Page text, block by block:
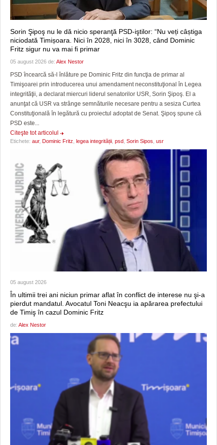
Sorin Şipoş nu le dă nicio speranţă PSD-iştilor: “Nu veți câștiga
niciodată Timișoara. Nici în 2028, nici în 3028, când Dominic
Fritz sigur nu va mai fi primar
05 august 2026 de: Alex Nestor
PSD încearcă să-l înlăture pe Dominic Fritz din funcţia de primar al
Timişoarei prin introducerea unui amendament neconstituţional în Legea
integrităţii, a declarat miercuri liderul senatorilor USR, Sorin Şipoş. El a
anunţat că USR va strânge semnăturile necesare pentru a sesiza Curtea
Constituţională în legătură cu proiectul adoptat de Senat. Şipoş spune că
PSD este...
Citeşte tot articolul
Etichete: aur, Dominic Fritz, legea integrității, psd, Sorin Sipos, usr
05 august 2026
În ultimii trei ani niciun primar aflat în conflict de interese nu şi-a
pierdut mandatul. Avocatul Toni Neacşu ia apărarea prefectului
de Timiş în cazul Dominic Fritz
de: Alex Nestor